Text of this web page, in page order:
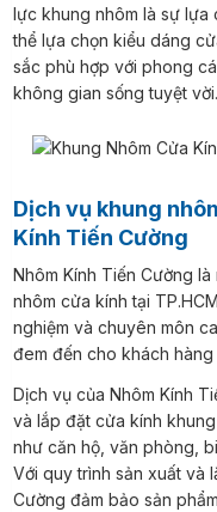
lực khung nhôm là sự lựa
thể lựa chọn kiểu dáng
sắc phù hợp với phong
không gian sống tuyệt vời.
Dịch vụ khung nhôm cửa kính tại hcm Nhôm
Kính Tiến Cường
Nhôm Kính Tiến Cường là một dịch vụ chuyên thi công khung
nhôm cửa kính tại
nghiệm và chuyên môn
đem đến cho khách
Dịch vụ của Nhôm Kính Tiến Cường bao gồm thiết kế, sản xuất
và lắp đặt cửa kính
như căn hộ, văn phòng,
Với quy trình sản xuất và
Cường đảm bảo sản